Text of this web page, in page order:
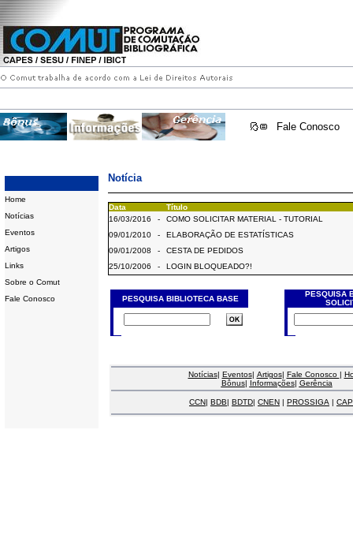
Fale Conosco
Home
Notícias
Eventos
Artigos
Links
Sobre o Comut
Fale Conosco
Notícia
Data
Título
16/03/2016
-
COMO SOLICITAR MATERIAL - TUTORIAL
09/01/2010
-
ELABORAÇÃO DE ESTATÍSTICAS
09/01/2008
-
CESTA DE PEDIDOS
25/10/2006
- LOGIN BLOQUEADO?!
PESQUISA BIBLIOTECA BASE
PESQUISA
Notícias| Eventos| Artigos| Fale Conosco |
Bônus| Informações| Gerência
CCN| BDB| BDTD| CNEN | PROSSIGA |